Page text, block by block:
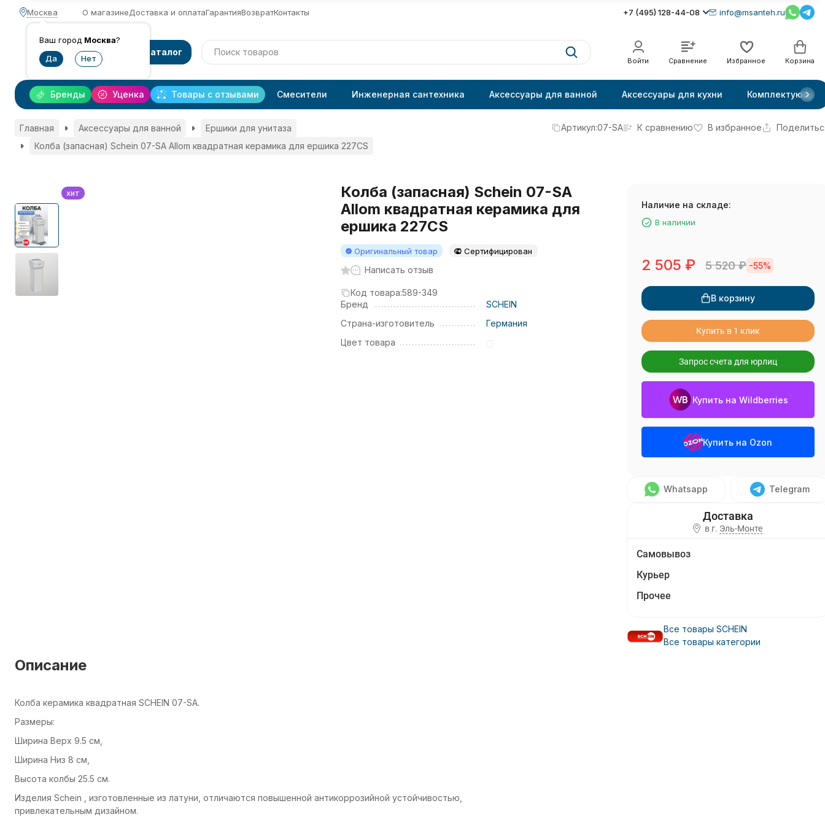
Москва
Ваш город Москва?
О магазинеДоставка и оплатаГарантияВозвратКонтакты +7 (495) 128-44-08 info@msanteh.ru
Каталог
Войти Сравнение Избранное Корзина
Уценка Товары с отзывами
Бренды Смесители Инженерная сантехника Аксессуары для ванной Аксессуары для кухни Комплектующие
Главная Аксессуары для ванной
Ершики для унитаза
Колба (запасная) Schein 07-SA Allom квадратная керамика для ершика 227CS
Артикул:07-SA К сравнению В избранное
хит
Колба (запасная) Schein 07-SA
Allom квадратная керамика для
ершика 227CS
Оригинальный товар Сертифицирован
Написать отзыв
Код товара:589-349
Бренд
SCHEIN
Страна-изготовитель
Германия
Цвет товара
Наличие на складе:
В наличии
2 505 ₽ 5 520₽ -55%
В корзину
Купить в 1 клик
Запрос счета для юрлиц
Купить на Wildberries
Купить на Ozon
Whatsapp Telegram
в г. Эль-Монте
Самовывоз
Курьер
Прочее
Все товары SCHEIN
Все товары категории
Описание
Колба керамика квадратная SCHEIN 07-SA.
Размеры:
Ширина Верх 9.5 см,
Ширина Низ 8 см,
Высота колбы 25.5 см.
Изделия Schein , изготовленные из латуни, отличаются повышенной антикоррозийной устойчивостью,
привлекательным дизайном.